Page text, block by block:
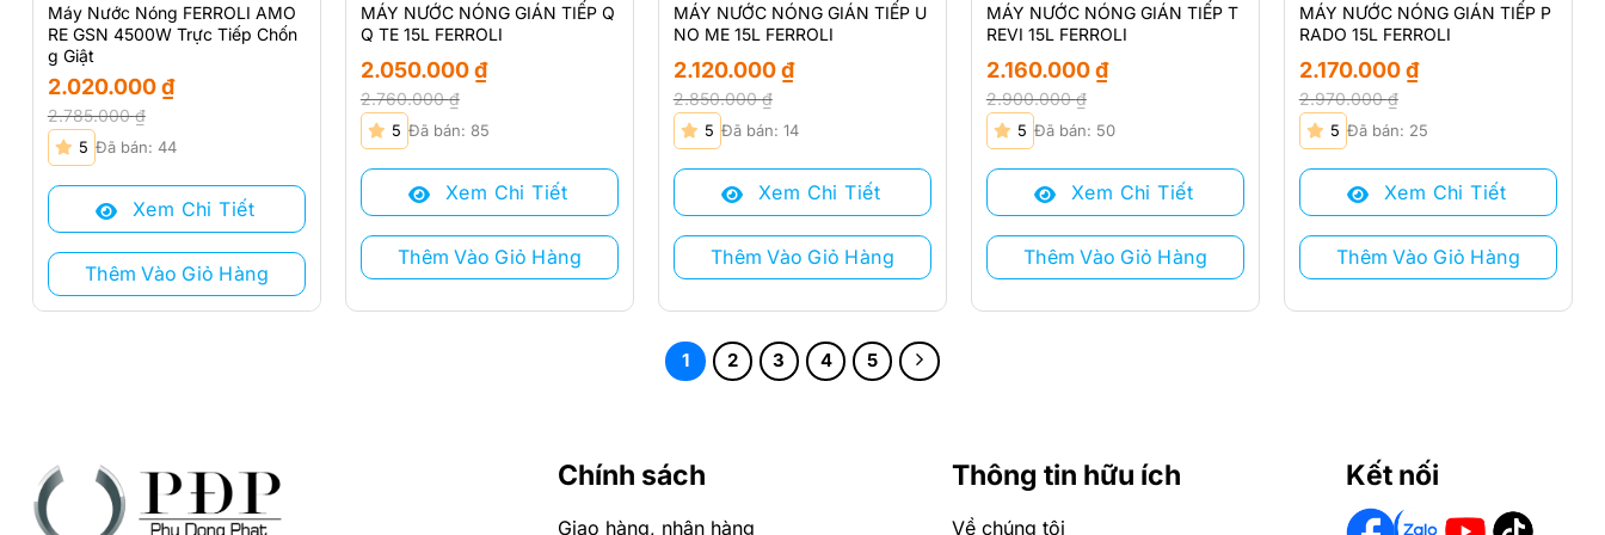
Máy Nước Nóng FERROLI AMO
RE GSN 4500W Trực Tiếp Chốn
g Giật
2.785.000₫
Giá
gốc
là:
2.785.000 ₫.
2.020.000₫
Giá
hiện
tại
2.020.000 ₫.
5 Đã bán: 44
Xem Chi Tiết
Thêm Vào Giỏ Hàng
MÁY NƯỚC NÓNG GIÁN TIẾP Q
Q TE 15L FERROLI
2.760.000₫
Giá
gốc
là:
2.760.000 ₫.
2.050.000₫
Giá
hiện
tại
2.050.000 ₫.
5 Đã bán: 85
Xem Chi Tiết
Thêm Vào Giỏ Hàng
MÁY NƯỚC NÓNG GIÁN TIẾP U
NO ME 15L FERROLI
2.850.000₫
Giá
gốc
là:
2.850.000 ₫.
2.120.000₫
Giá
hiện
tại
2.120.000 ₫.
5 Đã bán: 14
Xem Chi Tiết
Thêm Vào Giỏ Hàng
MÁY NƯỚC NÓNG GIÁN TIẾP T
REVI 15L FERROLI
2.900.000₫
Giá
gốc
là:
2.900.000 ₫.
2.160.000₫
Giá
hiện
tại
2.160.000 ₫.
5 Đã bán: 50
Xem Chi Tiết
Thêm Vào Giỏ Hàng
MÁY NƯỚC NÓNG GIÁN TIẾP P
RADO 15L FERROLI
2.970.000₫
Giá
gốc
là:
2.970.000 ₫.
2.170.000₫
Giá
hiện
tại
2.170.000 ₫.
5 Đã bán: 25
Xem Chi Tiết
Thêm Vào Giỏ Hàng
1 2 3 4 5
Chính sách
Giao hàng, nhận hàng
Thông tin hữu ích
Về chúng tôi
Kết nối